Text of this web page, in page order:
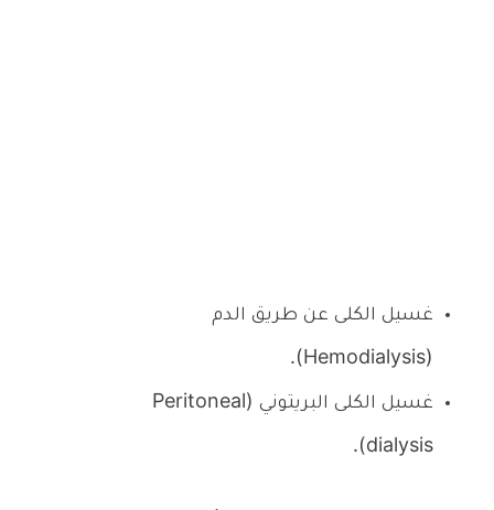
غسيل الكلى عن طريق الدم
(Hemodialysis).
غسيل الكلى البريتوني (Peritoneal
dialysis).